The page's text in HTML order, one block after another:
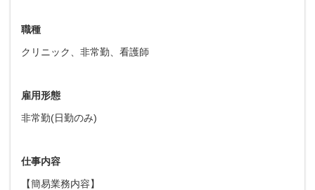
職種
クリニック、非常勤、看護師
雇用形態
非常勤(日勤のみ)
仕事内容
【簡易業務内容】